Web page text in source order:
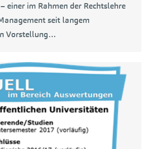
einer im Rahmen der Rechtslehre
seit langem
Vorstellung…